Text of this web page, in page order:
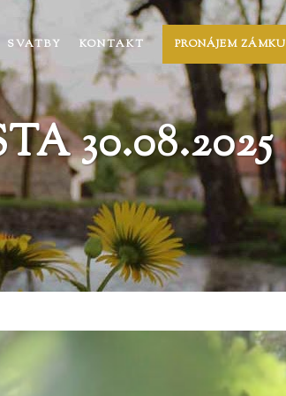
SVATBY KONTAKT PRONÁJEM ZÁMKU
30.08.2025